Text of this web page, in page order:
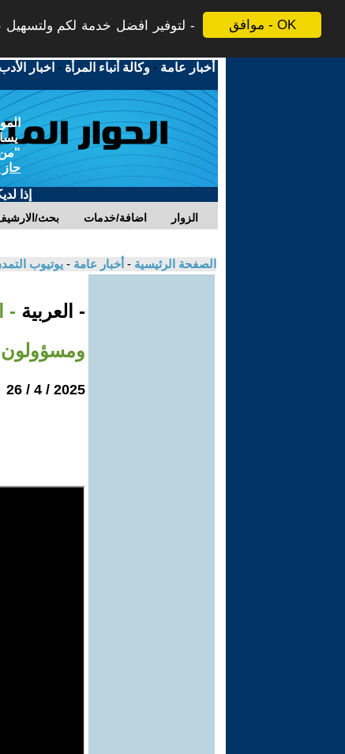
موافق - OK
لتوفير افضل خدمة لكم ولتسهيل
أخبار عامة -وكالة أنباء المرأة - اخبار
"من
حاز
إذا
بحث/ اضافة/خدمات الزوار
الصفحة الرئيسية - أخبار عامة - يوتيوب
- العربية -
ومسؤولون
2025 / 4 / 26